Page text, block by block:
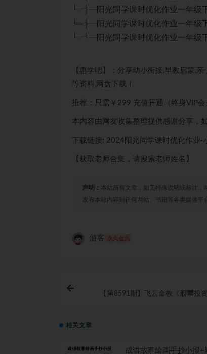
└─├┈阳光同学课时优化作业一年级
└─├┈阳光同学课时优化作业一年级
└─└┈阳光同学课时优化作业一年级
【惠学吧】：分享幼小衔接,早教启蒙,
等资料,网盘下载！
推荐：只需￥299 充值开通（终身VIP
本内容由网友收集整理提供感谢分享，
下载链接: 2024阳光同学课时优化作业-
【获取老师合集，请搜索老师姓名】
声明： 本站所有文章，如无特殊说明或标注，
发布本站内容到任何网站、书籍等各类媒体
游客 永久会员
【第8591期】飞云金教《股票投
相关文章
成语故事绘画手抄小报+